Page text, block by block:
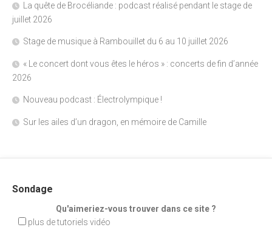
La quête de Brocéliande : podcast réalisé pendant le stage de
juillet 2026
Stage de musique à Rambouillet du 6 au 10 juillet 2026
« Le concert dont vous êtes le héros » : concerts de fin d’année
2026
Nouveau podcast : Électrolympique !
Sur les ailes d’un dragon, en mémoire de Camille
Sondage
Qu'aimeriez-vous trouver dans ce site ?
plus de tutoriels vidéo